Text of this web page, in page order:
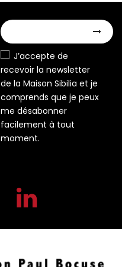
J’accepte de
recevoir la newsletter
de la Maison Sibilia et je
comprends que je peux
me désabonner
facilement à tout
moment.